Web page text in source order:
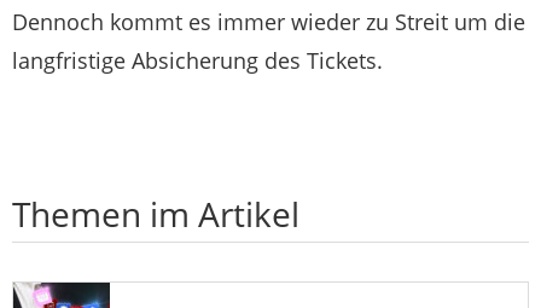
Dennoch kommt es immer wieder zu Streit um die
langfristige Absicherung des Tickets.
Themen im Artikel